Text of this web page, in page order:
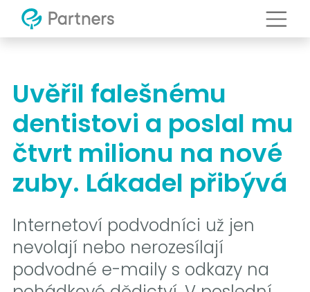
Uvěřil falešnému
dentistovi a poslal mu
čtvrt milionu na nové
zuby. Lákadel přibývá
Internetoví podvodníci už jen
nevolají nebo nerozesílají
podvodné e-maily s odkazy na